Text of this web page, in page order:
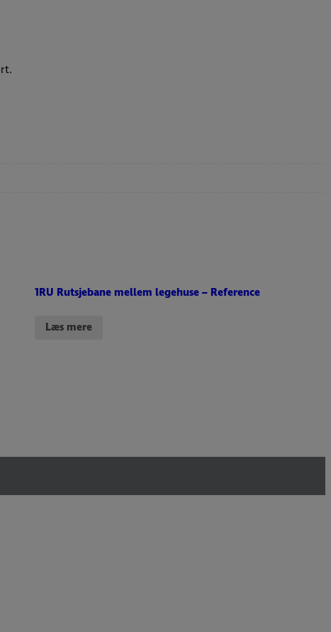
1RU Rutsjebane mellem legehuse – Reference
Læs mere